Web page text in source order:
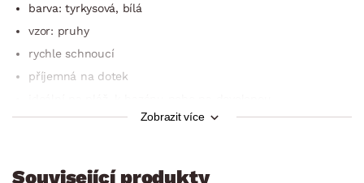
barva: tyrkysová, bílá
vzor: pruhy
rychle schnoucí
příjemná na dotek
lze prát na 40 °C
Zobrazit více
Související produkty